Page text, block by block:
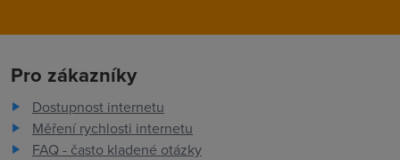
Pro zákazníky
Dostupnost internetu
Měření rychlosti internetu
FAQ - často kladené otázky